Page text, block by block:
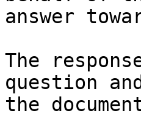
answer
The
question
the